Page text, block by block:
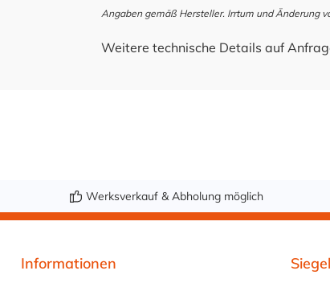
Angaben gemäß Hersteller. Irrtum und Änderung
Weitere technische Details auf
Werksverkauf & Abholung möglich
Informationen